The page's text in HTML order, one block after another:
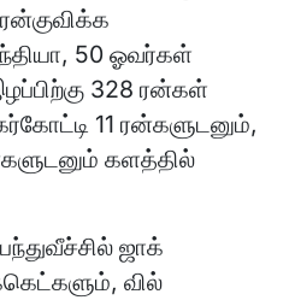
50 ஓவர்கள்
328 ரன்கள்
11 ரன்களுடனும்,
களத்தில்
ஜாக்
வில்